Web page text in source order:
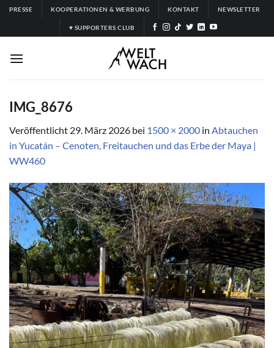
Zum
springen
PRESSE KOOPERATIONEN & WERBUNG KONTAKT NEWSLETTER
♥ SUPPORTERS CLUB
IMG_8676
Veröffentlicht 29. März 2026 bei 1500 × 2000 in Abtauchen
in Yucatán – Cenoten, Freitauchen und das Erbe der Maya |
WW460